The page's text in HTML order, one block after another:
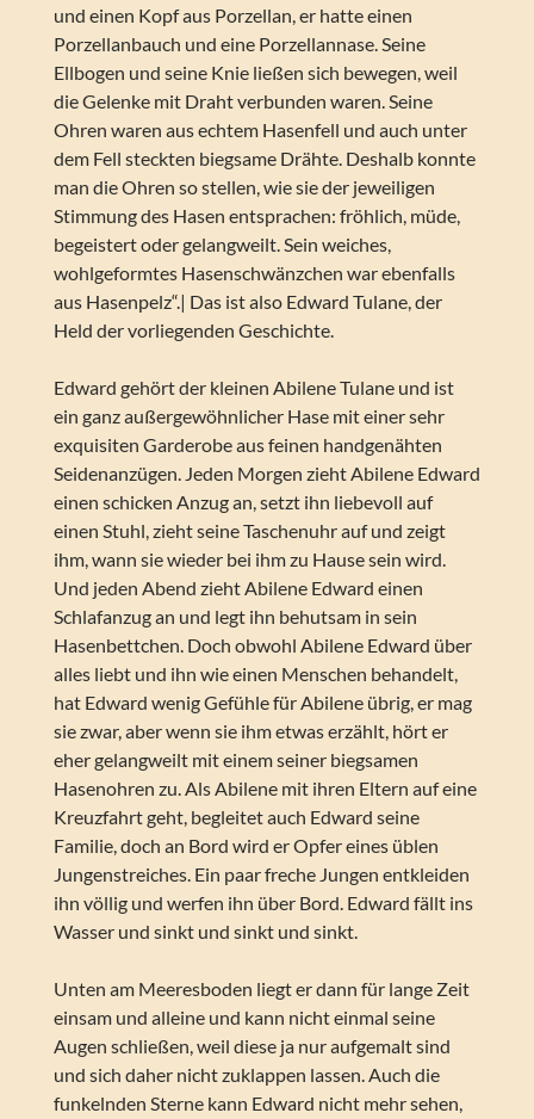
und einen Kopf aus Porzellan, er hatte einen
Porzellanbauch und eine Porzellannase. Seine
Ellbogen und seine Knie ließen sich bewegen, weil
die Gelenke mit Draht verbunden waren. Seine
Ohren waren aus echtem Hasenfell und auch unter
dem Fell steckten biegsame Drähte. Deshalb konnte
man die Ohren so stellen, wie sie der jeweiligen
Stimmung des Hasen entsprachen: fröhlich, müde,
begeistert oder gelangweilt. Sein weiches,
wohlgeformtes Hasenschwänzchen war ebenfalls
aus Hasenpelz“.| Das ist also Edward Tulane, der
Held der vorliegenden Geschichte.
Edward gehört der kleinen Abilene Tulane und ist
ein ganz außergewöhnlicher Hase mit einer sehr
exquisiten Garderobe aus feinen handgenähten
Seidenanzügen. Jeden Morgen zieht Abilene Edward
einen schicken Anzug an, setzt ihn liebevoll auf
einen Stuhl, zieht seine Taschenuhr auf und zeigt
ihm, wann sie wieder bei ihm zu Hause sein wird.
Und jeden Abend zieht Abilene Edward einen
Schlafanzug an und legt ihn behutsam in sein
Hasenbettchen. Doch obwohl Abilene Edward über
alles liebt und ihn wie einen Menschen behandelt,
hat Edward wenig Gefühle für Abilene übrig, er mag
sie zwar, aber wenn sie ihm etwas erzählt, hört er
eher gelangweilt mit einem seiner biegsamen
Hasenohren zu. Als Abilene mit ihren Eltern auf eine
Kreuzfahrt geht, begleitet auch Edward seine
Familie, doch an Bord wird er Opfer eines üblen
Jungenstreiches. Ein paar freche Jungen entkleiden
ihn völlig und werfen ihn über Bord. Edward fällt ins
Wasser und sinkt und sinkt und sinkt.
Unten am Meeresboden liegt er dann für lange Zeit
einsam und alleine und kann nicht einmal seine
Augen schließen, weil diese ja nur aufgemalt sind
und sich daher nicht zuklappen lassen. Auch die
funkelnden Sterne kann Edward nicht mehr sehen,